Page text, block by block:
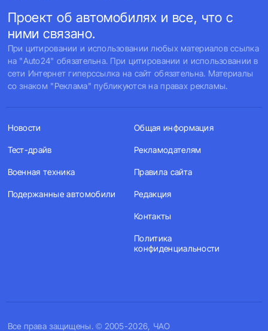
Проект об автомобилях и все, что с
ними связано.
При цитировании и использовании любых материалов ссылка
на "Auto24" обязательна. При цитировании и использовании в
сети Интернет гиперссылка на сайт обязательна. Материалы
со знаком "Реклама" публикуются на правах рекламы.
Все права защищены. © 2005-2026, ЧАО
Новости
Тест-драйв
Военная техника
Подержанные автомобили
Общая информация
Рекламодателям
Правила сайта
Редакция
Контакты
Политика
конфиденциальности